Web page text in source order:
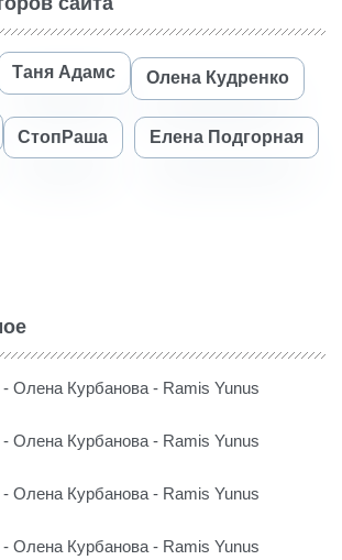
Таня Адамс Олена Кудренко
СтопРаша Елена Подгорная
Олена Курбанова - Ramis Yunus
Олена Курбанова - Ramis Yunus
Олена Курбанова - Ramis Yunus
Олена Курбанова - Ramis Yunus